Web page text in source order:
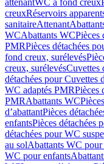
attenantWC à fond creux
creuxRéservoirs
sanitaireAttenant
WCAbattants WCPièces
PMRPièces détachées
fond creux, surélevés
creux, surélevésCuvettes
détachées pour Cuvettes
WC adaptés PMRPièces
PMRAbattants WC
d’abattantPièces
enfantsPièces détachées
détachées pour WC
au solAbattants WC pour
WC pour enfants